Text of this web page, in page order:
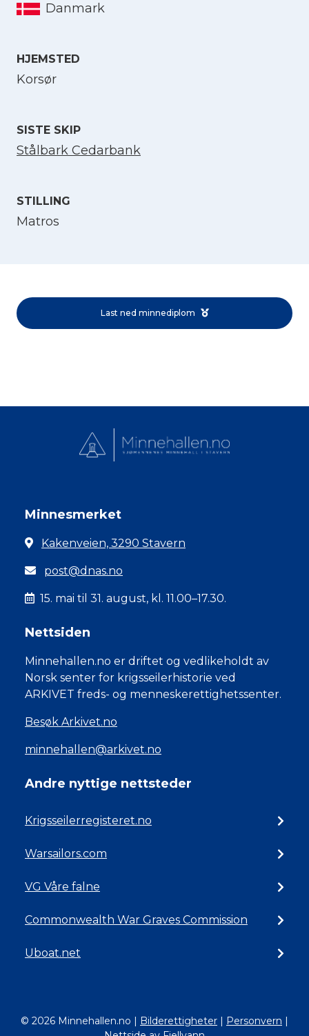
Danmark
HJEMSTED
Korsør
SISTE SKIP
Stålbark Cedarbank
STILLING
Matros
Last ned minnediplom
Minnesmerket
Kakenveien, 3290 Stavern
post@dnas.no
15. mai til 31. august, kl. 11.00–17.30.
Nettsiden
Minnehallen.no er driftet og vedlikeholdt av
Norsk senter for krigsseilerhistorie ved
ARKIVET freds- og menneskerettighetssenter.
Besøk Arkivet.no
minnehallen@arkivet.no
Andre nyttige nettsteder
Krigsseilerregisteret.no
Warsailors.com
VG Våre falne
Commonwealth War Graves Commission
Uboat.net
© 2026 Minnehallen.no | Bilderettigheter | Personvern |
Norsk bokmål